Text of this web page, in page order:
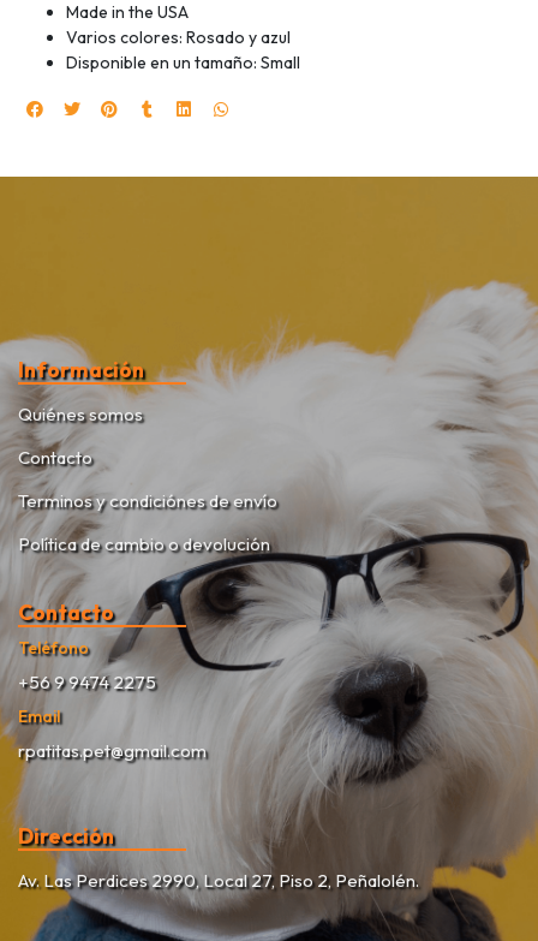
Made in the USA
Varios colores: Rosado y azul
Disponible en un tamaño: Small
Información
Quiénes somos
Contacto
Terminos y condiciónes de envío
Política de cambio o devolución
Contacto
Teléfono
+56 9 9474 2275
Email
rpatitas.pet@gmail.com
Dirección
Av. Las Perdices 2990, Local 27, Piso 2, Peñalolén.